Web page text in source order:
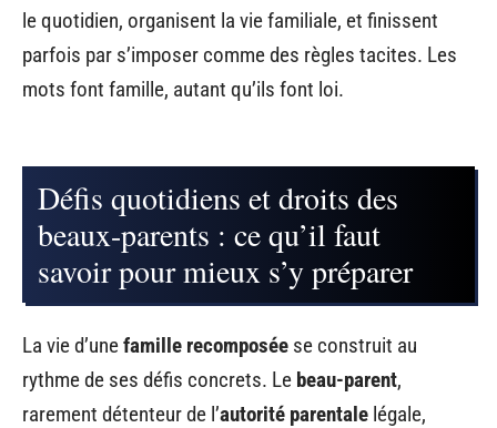
le quotidien, organisent la vie familiale, et finissent
parfois par s’imposer comme des règles tacites. Les
mots font famille, autant qu’ils font loi.
Défis quotidiens et droits des
beaux-parents : ce qu’il faut
savoir pour mieux s’y préparer
La vie d’unefamille recomposée se construit au
rythme de ses défis concrets. Le beau-parent,
rarement détenteur de l’autorité parentale légale,